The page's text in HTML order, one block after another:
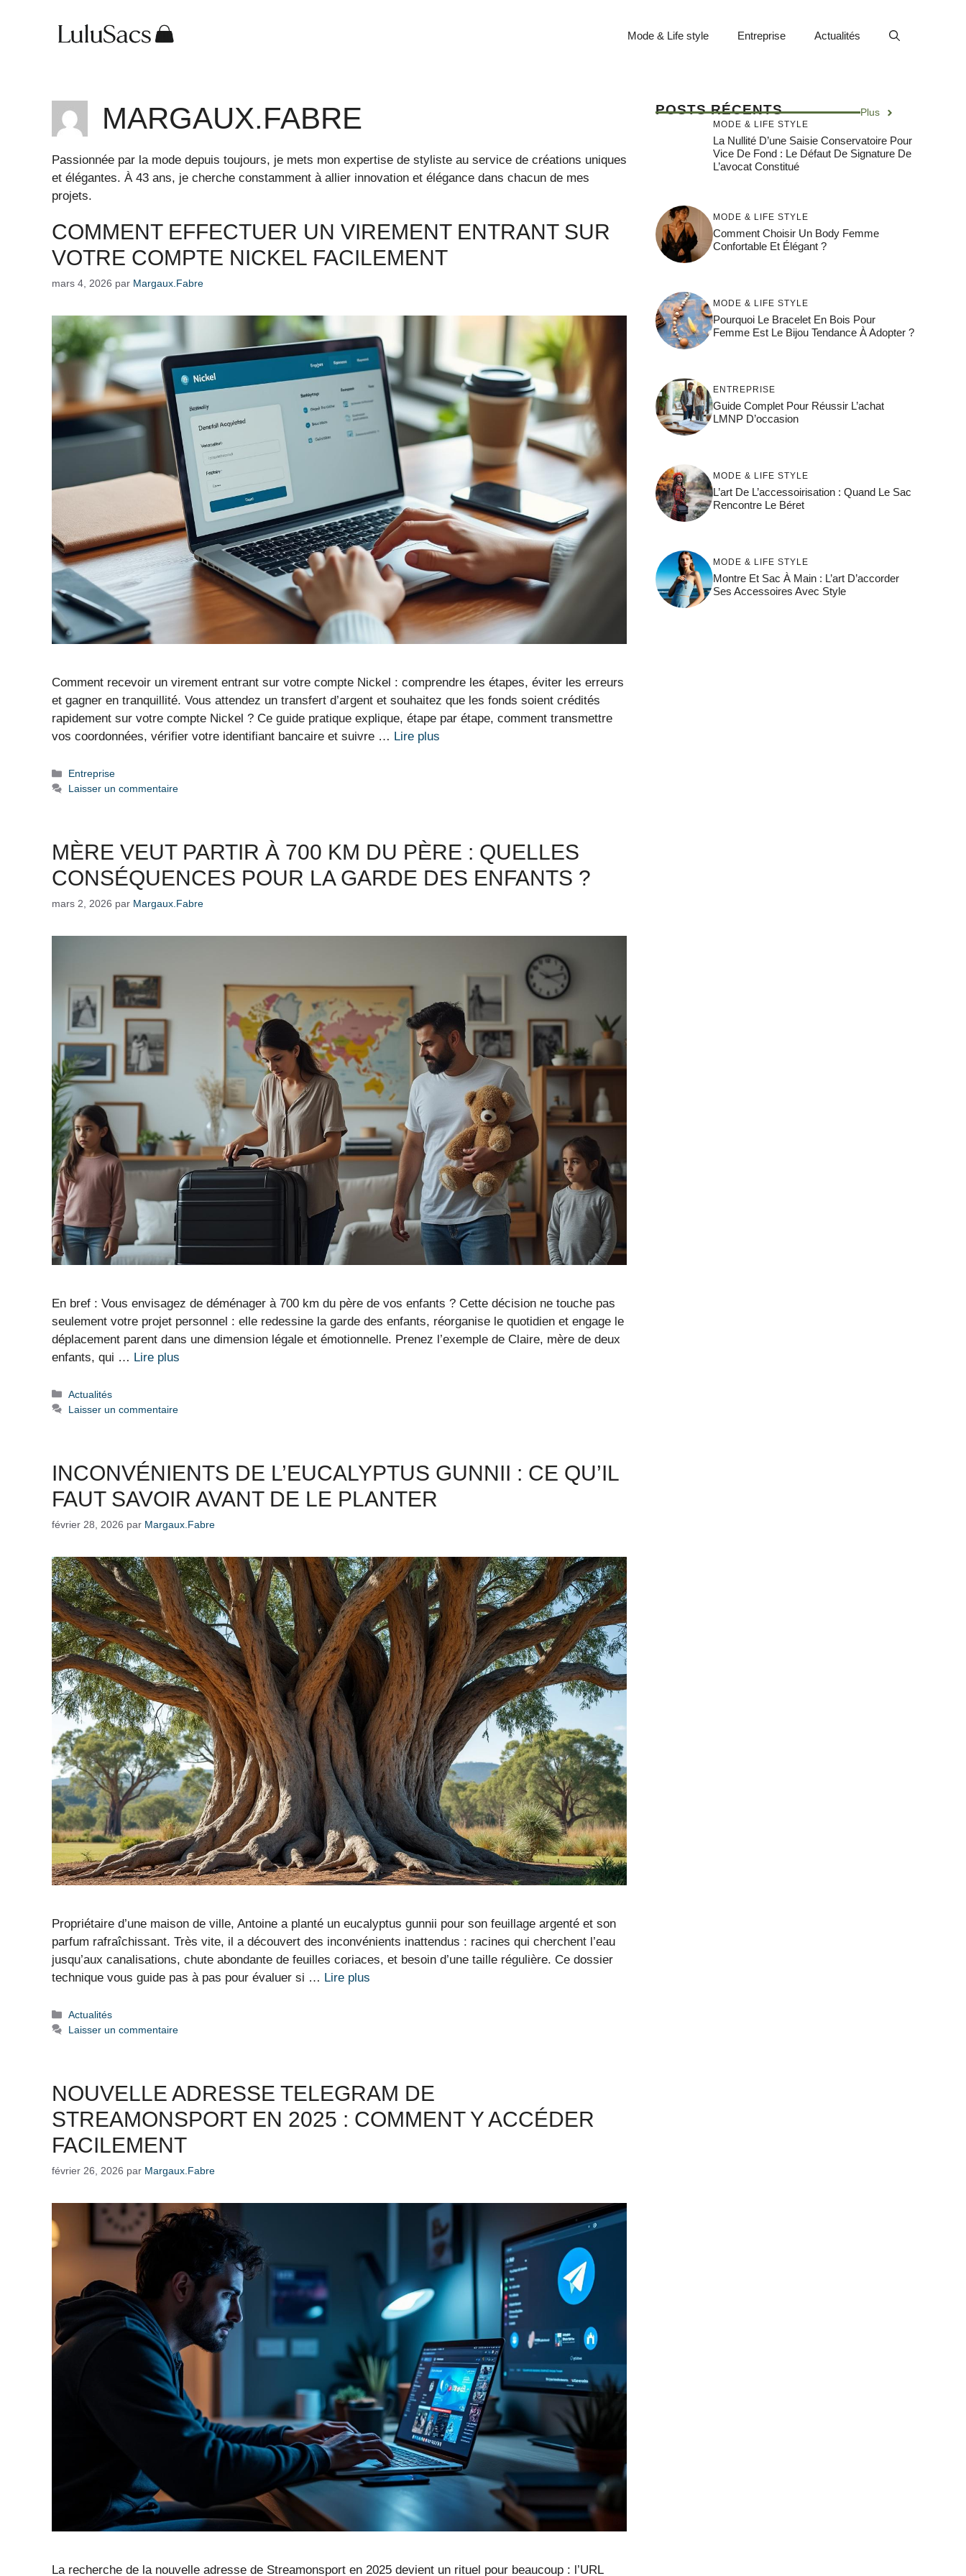
Mode & Life style Entreprise Actualités
MARGAUX.FABRE
Passionnée par la mode depuis toujours, je mets mon expertise de styliste au service de créations uniques
et élégantes. À 43 ans, je cherche constamment à allier innovation et élégance dans chacun de mes
projets.
COMMENT EFFECTUER UN VIREMENT ENTRANT SUR
VOTRE COMPTE NICKEL FACILEMENT
mars 4, 2026 par Margaux.Fabre
Comment recevoir un virement entrant sur votre compte Nickel : comprendre les étapes, éviter les erreurs
et gagner en tranquillité. Vous attendez un transfert d’argent et souhaitez que les fonds soient crédités
rapidement sur votre compte Nickel ? Ce guide pratique explique, étape par étape, comment transmettre
vos coordonnées, vérifier votre identifiant bancaire et suivre … Lire plus
Catégories
Entreprise
Laisser un commentaire
MÈRE VEUT PARTIR À 700 KM DU PÈRE : QUELLES
CONSÉQUENCES POUR LA GARDE DES ENFANTS ?
mars 2, 2026 par Margaux.Fabre
En bref : Vous envisagez de déménager à 700 km du père de vos enfants ? Cette décision ne touche pas
seulement votre projet personnel : elle redessine la garde des enfants, réorganise le quotidien et engage le
déplacement parent dans une dimension légale et émotionnelle. Prenez l’exemple de Claire, mère de deux
enfants, qui … Lire plus
Catégories
Actualités
Laisser un commentaire
INCONVÉNIENTS DE L’EUCALYPTUS GUNNII : CE QU’IL
FAUT SAVOIR AVANT DE LE PLANTER
février 28, 2026 par Margaux.Fabre
Propriétaire d’une maison de ville, Antoine a planté un eucalyptus gunnii pour son feuillage argenté et son
parfum rafraîchissant. Très vite, il a découvert des inconvénients inattendus : racines qui cherchent l’eau
jusqu’aux canalisations, chute abondante de feuilles coriaces, et besoin d’une taille régulière. Ce dossier
technique vous guide pas à pas pour évaluer si … Lire plus
Catégories
Actualités
Laisser un commentaire
NOUVELLE ADRESSE TELEGRAM DE
STREAMONSPORT EN 2025 : COMMENT Y ACCÉDER
FACILEMENT
février 26, 2026 par Margaux.Fabre
La recherche de la nouvelle adresse de Streamonsport en 2025 devient un rituel pour beaucoup : l’URL
POSTS RÉCENTS Plus
MODE & LIFE STYLE
La Nullité D’une Saisie Conservatoire Pour
Vice De Fond : Le Défaut De Signature De
L’avocat Constitué
MODE & LIFE STYLE
Comment Choisir Un Body Femme
Confortable Et Élégant ?
MODE & LIFE STYLE
Pourquoi Le Bracelet En Bois Pour
Femme Est Le Bijou Tendance À Adopter ?
ENTREPRISE
Guide Complet Pour Réussir L’achat
LMNP D’occasion
MODE & LIFE STYLE
L’art De L’accessoirisation : Quand Le Sac
Rencontre Le Béret
MODE & LIFE STYLE
Montre Et Sac À Main : L’art D’accorder
Ses Accessoires Avec Style